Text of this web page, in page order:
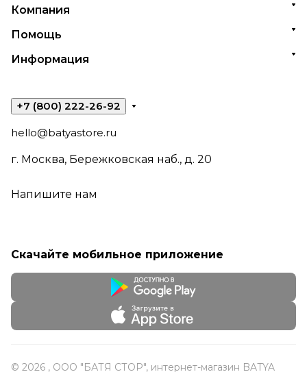
Компания
Помощь
Информация
+7 (800) 222-26-92
hello@batyastore.ru
г. Москва, Бережковская наб., д. 20
Напишите нам
Скачайте мобильное приложение
© 2026 , ООО "БАТЯ СТОР", интернет-магазин BATYA